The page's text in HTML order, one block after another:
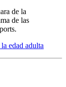
de la
de las
edad adulta